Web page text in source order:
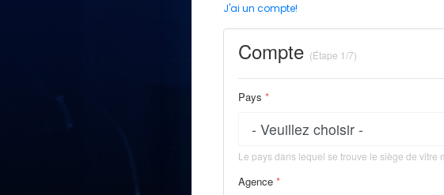
J'ai un compte!
Compte (Étape 1/7)
Pays *
Le pays dans lequel se trouve le siège de vitre
Agence *